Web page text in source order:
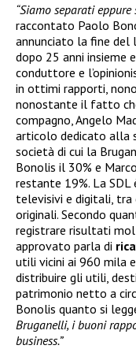
“Siamo separati
raccontato Paolo
annunciato la fine del
dopo 25 anni
conduttore e
in ottimi rapporti,
nonostante il fatto
compagno, Angelo
articolo dedicato alla
società di cui la
Bonolis il 30% e
restante 19%. La
televisivi e digitali,
originali. Secondo
registrare risultati
approvato parla di
utili vicini ai 960 mila
distribuire gli utili,
patrimonio netto a
Bonolis quanto si
Bruganelli, i buoni
business.”